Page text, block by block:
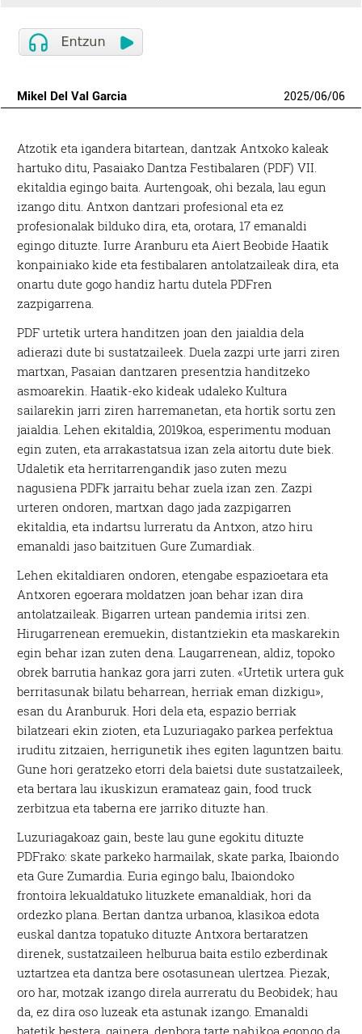
Mikel Del Val Garcia 2025/06/06
Atzotik eta igandera bitartean, dantzak Antxoko kaleak
hartuko ditu, Pasaiako Dantza Festibalaren (PDF) VII.
ekitaldia egingo baita. Aurtengoak, ohi bezala, lau egun
izango ditu. Antxon dantzari profesional eta ez
profesionalak bilduko dira, eta, orotara, 17 emanaldi
egingo dituzte. Iurre Aranburu eta Aiert Beobide Haatik
konpainiako kide eta festibalaren antolatzaileak dira, eta
onartu dute gogo handiz hartu dutela PDFren
zazpigarrena.
PDF urtetik urtera handitzen joan den jaialdia dela
adierazi dute bi sustatzaileek. Duela zazpi urte jarri ziren
martxan, Pasaian dantzaren presentzia handitzeko
asmoarekin. Haatik-eko kideak udaleko Kultura
sailarekin jarri ziren harremanetan, eta hortik sortu zen
jaialdia. Lehen ekitaldia, 2019koa, esperimentu moduan
egin zuten, eta arrakastatsua izan zela aitortu dute biek.
Udaletik eta herritarrengandik jaso zuten mezu
nagusiena PDFk jarraitu behar zuela izan zen. Zazpi
urteren ondoren, martxan dago jada zazpigarren
ekitaldia, eta indartsu lurreratu da Antxon, atzo hiru
emanaldi jaso baitzituen Gure Zumardiak.
Lehen ekitaldiaren ondoren, etengabe espazioetara eta
Antxoren egoerara moldatzen joan behar izan dira
antolatzaileak. Bigarren urtean pandemia iritsi zen.
Hirugarrenean eremuekin, distantziekin eta maskarekin
egin behar izan zuten dena. Laugarrenean, aldiz, topoko
obrek barrutia hankaz gora jarri zuten. «Urtetik urtera guk
berritasunak bilatu beharrean, herriak eman dizkigu»,
esan du Aranburuk. Hori dela eta, espazio berriak
bilatzeari ekin zioten, eta Luzuriagako parkea perfektua
iruditu zitzaien, herrigunetik ihes egiten laguntzen baitu.
Gune hori geratzeko etorri dela baietsi dute sustatzaileek,
eta bertara lau ikuskizun eramateaz gain, food truck
zerbitzua eta taberna ere jarriko dituzte han.
Luzuriagakoaz gain, beste lau gune egokitu dituzte
PDFrako: skate parkeko harmailak, skate parka, Ibaiondo
eta Gure Zumardia. Euria egingo balu, Ibaiondoko
frontoira lekualdatuko lituzkete emanaldiak, hori da
ordezko plana. Bertan dantza urbanoa, klasikoa edota
euskal dantza topatuko dituzte Antxora bertaratzen
direnek, sustatzaileen helburua baita estilo ezberdinak
uztartzea eta dantza bere osotasunean ulertzea. Piezak,
oro har, motzak izango direla aurreratu du Beobidek; hau
da, ez dira oso luzeak eta astunak izango. Emanaldi
batetik bestera, gainera, denbora tarte nahikoa egongo da